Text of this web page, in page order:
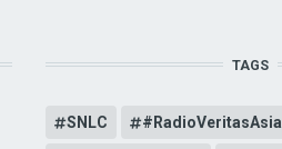
TAGS
SNLC #RadioVeritasAsia